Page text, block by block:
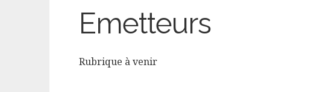
Emetteurs
Rubrique à venir